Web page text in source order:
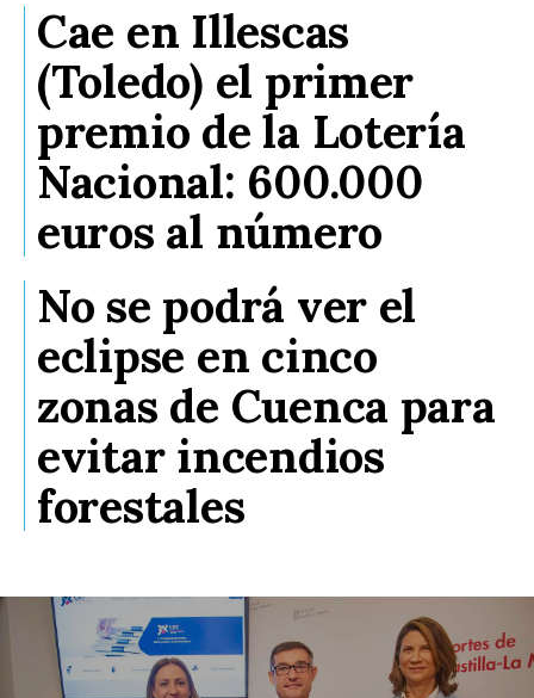
Cae en Illescas
(Toledo) el primer
premio de la Lotería
Nacional: 600.000
euros al número
No se podrá ver el
eclipse en cinco
zonas de Cuenca para
evitar incendios
forestales